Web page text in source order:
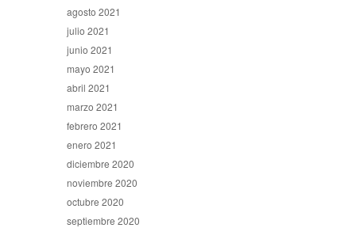
agosto 2021
julio 2021
junio 2021
mayo 2021
abril 2021
marzo 2021
febrero 2021
enero 2021
diciembre 2020
noviembre 2020
octubre 2020
septiembre 2020